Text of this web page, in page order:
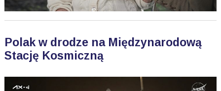
Polak w drodze na Międzynarodową
Stację Kosmiczną